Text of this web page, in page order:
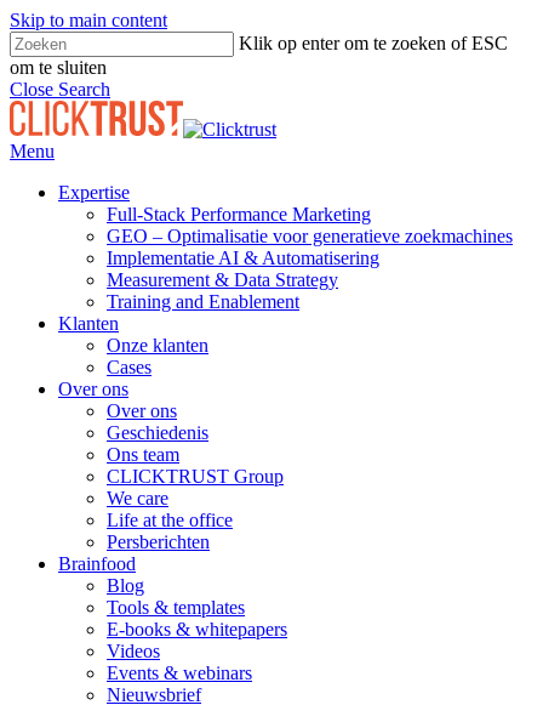
Skip to main content
Klik op enter om te zoeken of ESC
om te sluiten
Close Search
Menu
Expertise
Full-Stack Performance Marketing
GEO – Optimalisatie voor generatieve zoekmachines
Implementatie AI & Automatisering
Measurement & Data Strategy
Training and Enablement
Klanten
Onze klanten
Cases
Over ons
Over ons
Geschiedenis
Ons team
CLICKTRUST Group
We care
Life at the office
Persberichten
Brainfood
Blog
Tools & templates
E-books & whitepapers
Videos
Events & webinars
Nieuwsbrief